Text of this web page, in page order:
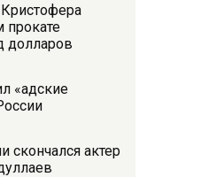
прокате
долларов
«адские
скончался актер